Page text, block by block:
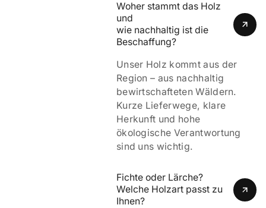
Woher stammt das Holz
und
wie nachhaltig ist die
Beschaffung?
Unser Holz kommt aus der
Region – aus nachhaltig
bewirtschafteten Wäldern.
Kurze Lieferwege, klare
Herkunft und hohe
ökologische Verantwortung
sind uns wichtig.
Fichte oder Lärche?
Welche Holzart passt zu
Ihnen?